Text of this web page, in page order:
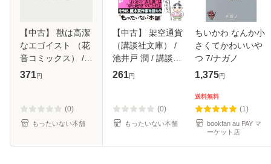
【中古】 獣は高潔
なエゴイスト （花
音コミックス） /
藤崎こう / 芳文社
371円
(0)
もったいない本舗
【中古】 架空通貨
（講談社文庫） /
池井戸 潤 / 講談社
[文庫]【メール便送
261円
(0)
もったいない本舗
ちいかわ なんか小
さくてかわいいや
つ 7/ナガノ
1,375円
送料無料
(1)
bookfan au PAY マ
ーケット店